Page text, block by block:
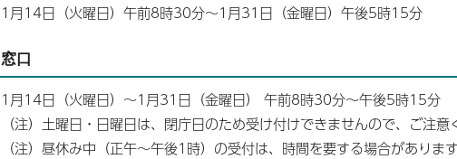
1月14日（火曜日）午前8時30分～1月31日（金曜日）午後5時15分
窓口
1月14日（火曜日）～1月31日（金曜日） 午前8時30分～午後5時15分
（注）土曜日・日曜日は、閉庁日のため受け付けできませんので、ご注意
（注）昼休み中（正午～午後1時）の受付は、時間を要する場合がありま